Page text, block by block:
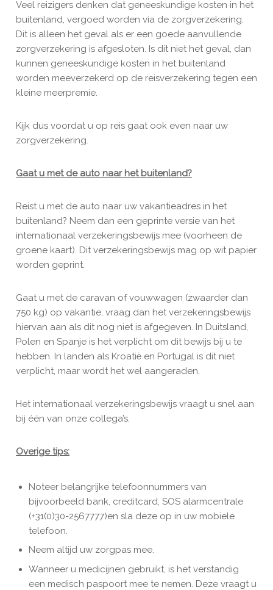
Veel reizigers denken dat geneeskundige kosten in het
buitenland, vergoed worden via de zorgverzekering.
Dit is alleen het geval als er een goede aanvullende
zorgverzekering is afgesloten. Is dit niet het geval, dan
kunnen geneeskundige kosten in het buitenland
worden meeverzekerd op de reisverzekering tegen een
kleine meerpremie.
Kijk dus voordat u op reis gaat ook even naar uw
zorgverzekering.
Gaat u met de auto naar het buitenland?
Reist u met de auto naar uw vakantieadres in het
buitenland? Neem dan een geprinte versie van het
internationaal verzekeringsbewijs mee (voorheen de
groene kaart). Dit verzekeringsbewijs mag op wit papier
worden geprint.
Gaat u met de caravan of vouwwagen (zwaarder dan
750 kg) op vakantie, vraag dan het verzekeringsbewijs
hiervan aan als dit nog niet is afgegeven. In Duitsland,
Polen en Spanje is het verplicht om dit bewijs bij u te
hebben. In landen als Kroatië en Portugal is dit niet
verplicht, maar wordt het wel aangeraden.
Het internationaal verzekeringsbewijs vraagt u snel aan
bij één van onze collega’s.
Overige tips:
Noteer belangrijke telefoonnummers van
bijvoorbeeld bank, creditcard, SOS alarmcentrale
(+31(0)30-2567777)en sla deze op in uw mobiele
telefoon.
Neem altijd uw zorgpas mee.
Wanneer u medicijnen gebruikt, is het verstandig
een medisch paspoort mee te nemen. Deze vraagt u